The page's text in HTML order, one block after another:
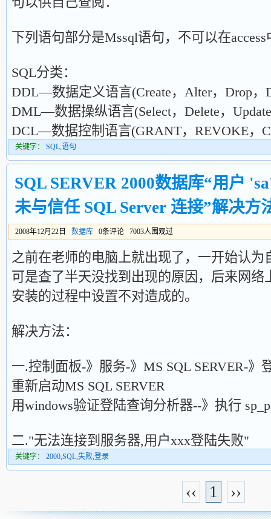
下列语句部分是Mssql语句，不可以在
SQL分类：
DDL—数据定义语言(Create，Alter，Drop，
DML—数据操纵语言(Select，Delete，
DCL—数据控制语言(GRANT，REVOKE，
关键字： SQL,语句
SQL SERVER 2000数据库“用户
未与信任 SQL Server 连接”解决方
2008年12月22日 数据库 0条评论 7003人围观过
之前在老师的电脑上就出现了，一开始认为
可是查了半天没找到出现的原因，后来网络
安装的过程中设置不对造成的。
解决方法：
一.控制面板-》服务-》MS SQL SERVER-》
重新启动MS SQL SERVER
用windows验证登陆查询分析器--》执行
二."无法连接到服务器,用户xxx登陆失败"
关键字： 2000,SQL,失败,登录
‹‹ 1 ››